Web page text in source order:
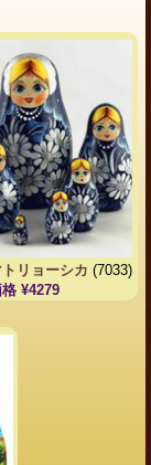
リョーシカ (7033)
¥4279